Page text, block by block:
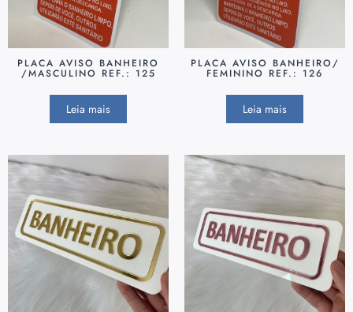
PLACA AVISO BANHEIRO
/MASCULINO REF.: 125
Leia mais
PLACA AVISO BANHEIRO/
FEMININO REF.: 126
Leia mais